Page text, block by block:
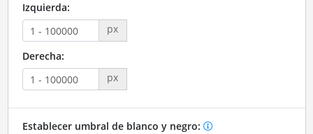
Izquierda:
px
Derecha:
px
Establecer umbral de blanco y negro: